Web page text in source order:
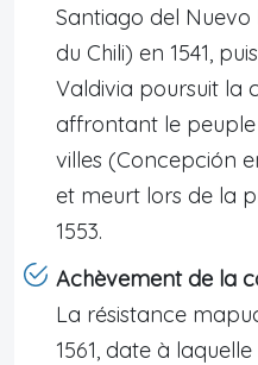
Santiago del
du Chili) en 1541,
Valdivia poursuit la
affrontant le peuple
villes (Concepción
et meurt lors de la
1553.
Achèvement de la
La résistance
1561, date à